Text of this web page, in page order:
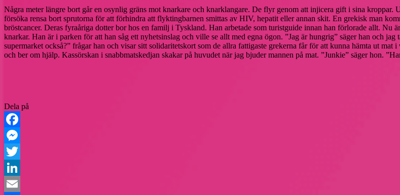
Några meter längre bort går en osynlig gräns mot knarkare och knarklangare. De flyr genom att injicera gift i sina
försöka rensa bort sprutorna för att förhindra att flyktingbarnen smittas av HIV, hepatit eller annan skit. En grekisk man
bröstcancer. Deras fyraåriga dotter bor hos en familj i Tyskland. Han arbetade som turistguide innan han förlorade allt. Nu
knarkar. Han är i parken för att han såg ett nyhetsinslag och ville se allt med egna ögon. ”Jag är hungrig” säger han och
supermarket också?” frågar han och visar sitt solidaritetskort som de allra fattigaste grekerna får för att kunna hämta ut
och ber om hjälp. Kassörskan i snabbmatskedjan skakar på huvudet när jag bjuder mannen på mat. ”Junkie” säger hon.
Dela på
Facebook
Messenger
Twitter
LinkedIn